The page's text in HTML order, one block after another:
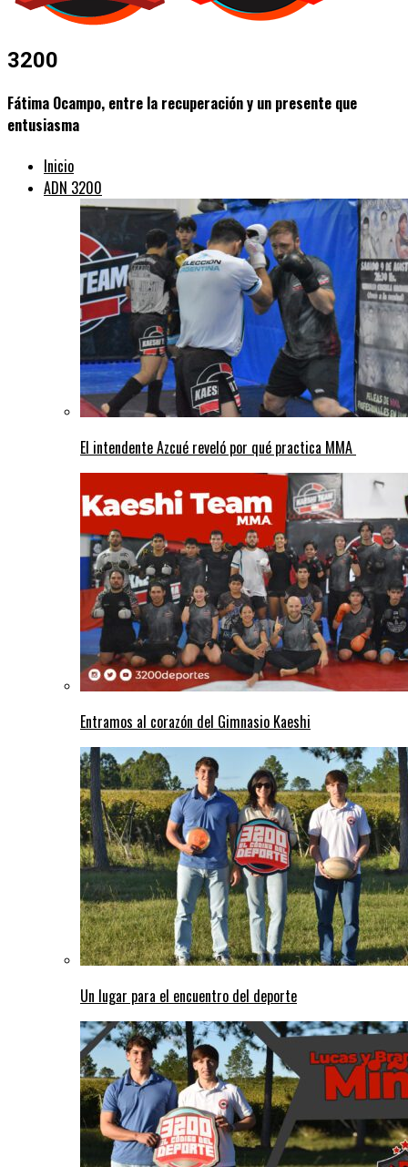
3200
Fátima Ocampo, entre la recuperación y un presente que
entusiasma
Inicio
ADN 3200
El intendente Azcué reveló por qué practica MMA
Entramos al corazón del Gimnasio Kaeshi
Un lugar para el encuentro del deporte